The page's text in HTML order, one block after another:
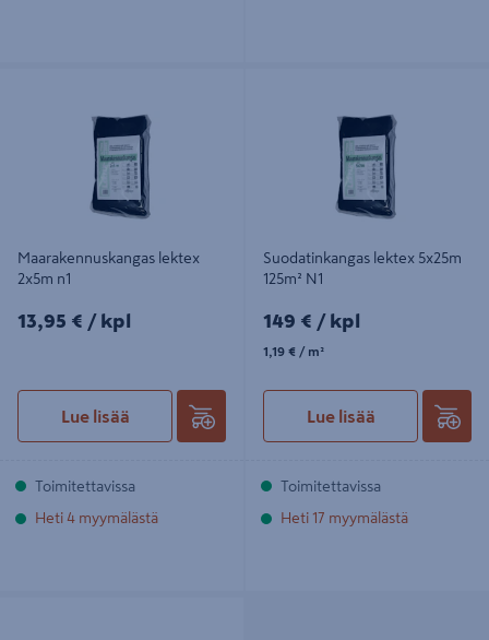
Maarakennuskangas lektex
2x5m n1
13,95€/kpl
13,95 € / kpl
Lue lisää
Toimitettavissa
Heti 4 myymälästä
Suodatinkangas lektex 5x25m
125m² N1
149€/kpl
149 € / kpl
1,19€/m²
1,19 € / m²
Lue lisää
Toimitettavissa
Heti 17 myymälästä